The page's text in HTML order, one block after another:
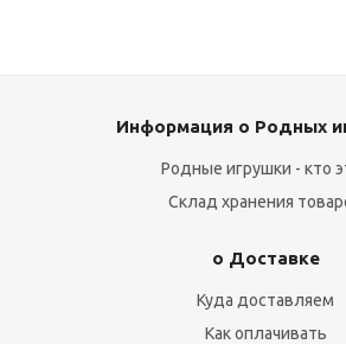
Информация о Родных
Родные игрушки - кто
Склад хранения
о Доставке
Куда доставляем
Как оплачивать